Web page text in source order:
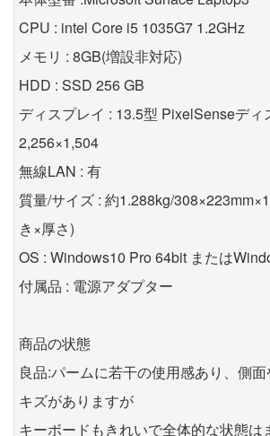
CPU : intel Core i5 1035G7 1.2GHz
メモリ : 8GB(増設非対応)
HDD : SSD 256 GB
ディスプレイ : 13.5型 PixelSenseディ
2,256×1,504
無線LAN : 有
質量/サイズ : 約1.288kg/
き×厚さ)
OS : Windows10 Pro 64bit または
付属品 : 電源アダプター
商品の状態
良品:パームに若干の使用感あり、側
キズがありますが
キーボードもきれいで全体的な状態は